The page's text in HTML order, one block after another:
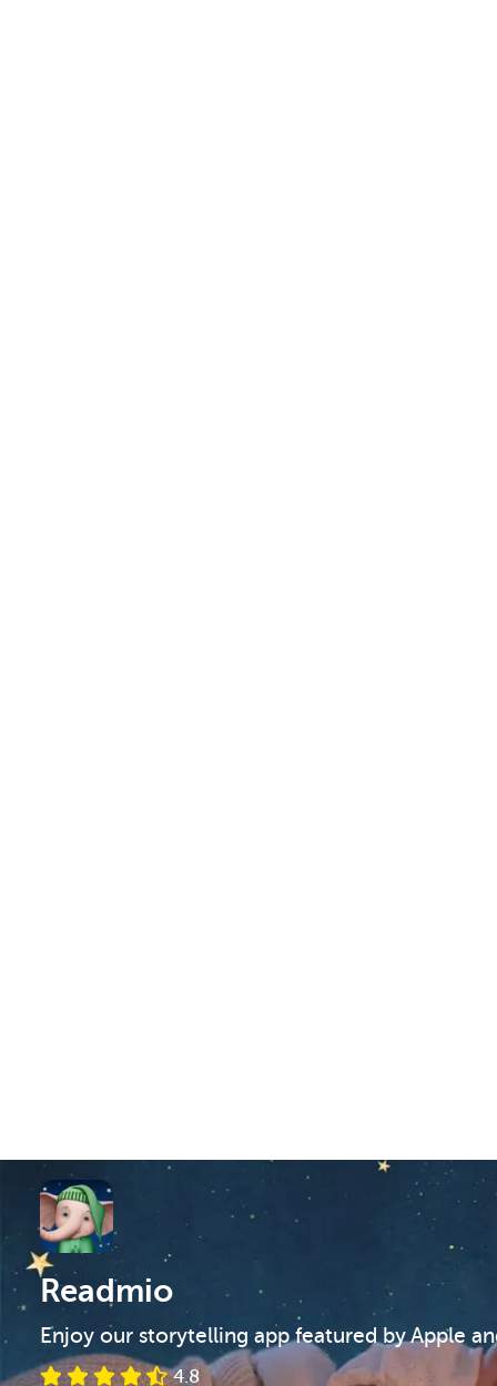
Readmio
Enjoy our storytelling app featured by Apple
4.8